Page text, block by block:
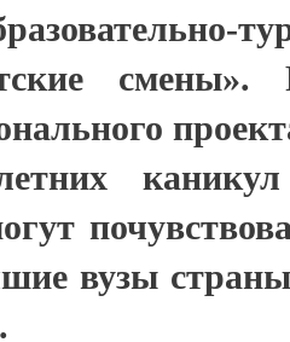
вузы